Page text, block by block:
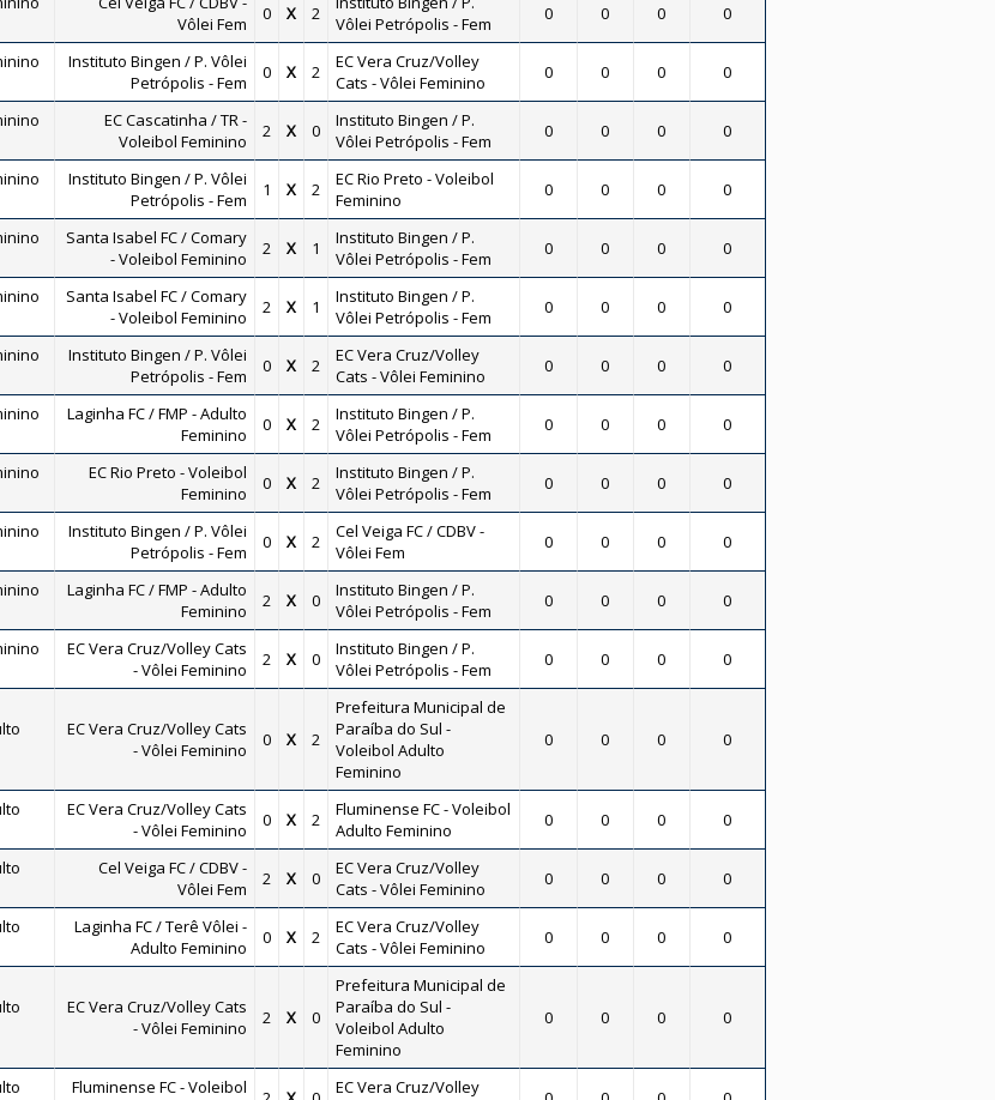
Vôlei Fem
0 X 2
Vôlei Petrópolis - Fem
0 0 0 0
Instituto Bingen / P. Vôlei
Petrópolis - Fem
0 X 2
EC Vera Cruz/Volley
Cats - Vôlei Feminino
0 0 0 0
EC Cascatinha / TR -
Voleibol Feminino
2 X 0
Instituto Bingen / P.
Vôlei Petrópolis - Fem
0 0 0 0
Instituto Bingen / P. Vôlei
Petrópolis - Fem
1 X 2
EC Rio Preto - Voleibol
Feminino
0 0 0 0
Santa Isabel FC / Comary
- Voleibol Feminino
2 X 1
Instituto Bingen / P.
Vôlei Petrópolis - Fem
0 0 0 0
Santa Isabel FC / Comary
- Voleibol Feminino
2 X 1
Instituto Bingen / P.
Vôlei Petrópolis - Fem
0 0 0 0
Instituto Bingen / P. Vôlei
Petrópolis - Fem
0 X 2
EC Vera Cruz/Volley
Cats - Vôlei Feminino
0 0 0 0
Laginha FC / FMP - Adulto
Feminino
0 X 2
Instituto Bingen / P.
Vôlei Petrópolis - Fem
0 0 0 0
EC Rio Preto - Voleibol
Feminino
0 X 2
Instituto Bingen / P.
Vôlei Petrópolis - Fem
0 0 0 0
Instituto Bingen / P. Vôlei
Petrópolis - Fem
0 X 2
Cel Veiga FC / CDBV -
Vôlei Fem
0 0 0 0
Laginha FC / FMP - Adulto
Feminino
2 X 0
Instituto Bingen / P.
Vôlei Petrópolis - Fem
0 0 0 0
EC Vera Cruz/Volley Cats
- Vôlei Feminino
2 X 0
Instituto Bingen / P.
Vôlei Petrópolis - Fem
0 0 0 0
EC Vera Cruz/Volley Cats
- Vôlei Feminino
0 X 2
Prefeitura Municipal de
Paraíba do Sul -
Voleibol Adulto
Feminino
0 0 0 0
EC Vera Cruz/Volley Cats
- Vôlei Feminino
0 X 2
Fluminense FC - Voleibol
Adulto Feminino
0 0 0 0
Cel Veiga FC / CDBV -
Vôlei Fem
2 X 0
EC Vera Cruz/Volley
Cats - Vôlei Feminino
0 0 0 0
Laginha FC / Terê Vôlei -
Adulto Feminino
0 X 2
EC Vera Cruz/Volley
Cats - Vôlei Feminino
0 0 0 0
EC Vera Cruz/Volley Cats
- Vôlei Feminino
2 X 0
Prefeitura Municipal de
Paraíba do Sul -
Voleibol Adulto
Feminino
0 0 0 0
Fluminense FC - Voleibol
EC Vera Cruz/Volley